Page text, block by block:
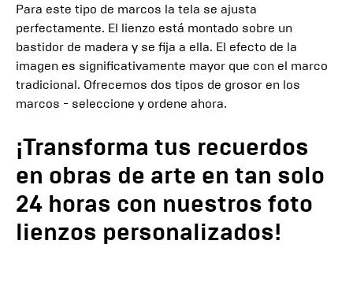
Para este tipo de marcos la tela se ajusta
perfectamente. El lienzo está montado sobre un
bastidor de madera y se fija a ella. El efecto de la
imagen es significativamente mayor que con el marco
tradicional. Ofrecemos dos tipos de grosor en los
marcos - seleccione y ordene ahora.
¡Transforma tus recuerdos
en obras de arte en tan solo
24 horas con nuestros foto
lienzos personalizados!